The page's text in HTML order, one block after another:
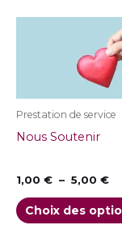
Prestation de service
Nous Soutenir
1,00 € – 5,00 €
à
Choix des